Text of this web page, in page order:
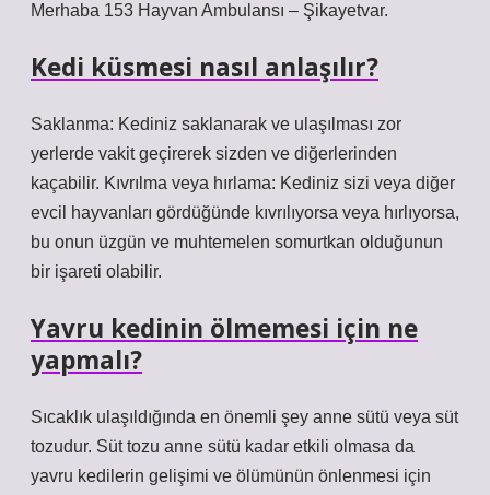
Merhaba 153 Hayvan Ambulansı – Şikayetvar.
Kedi küsmesi nasıl anlaşılır?
Saklanma: Kediniz saklanarak ve ulaşılması zor
yerlerde vakit geçirerek sizden ve diğerlerinden
kaçabilir. Kıvrılma veya hırlama: Kediniz sizi veya diğer
evcil hayvanları gördüğünde kıvrılıyorsa veya hırlıyorsa,
bu onun üzgün ve muhtemelen somurtkan olduğunun
bir işareti olabilir.
Yavru kedinin ölmemesi için ne
yapmalı?
Sıcaklık ulaşıldığında en önemli şey anne sütü veya süt
tozudur. Süt tozu anne sütü kadar etkili olmasa da
yavru kedilerin gelişimi ve ölümünün önlenmesi için